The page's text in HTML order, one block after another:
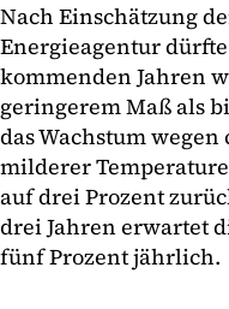
Nach Einschätzung
Energieagentur
kommenden Jahren
geringerem Maß als
das Wachstum
milderer
auf drei Prozent
drei Jahren erwartet
fünf Prozent jährlich.